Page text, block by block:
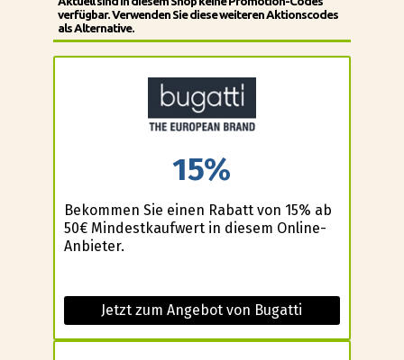
verfügbar. Verwenden Sie diese weiteren Aktionscodes
als Alternative.
15%
Bekommen Sie einen Rabatt von 15% ab
50€ Mindestkaufwert in diesem Online-
Anbieter.
Jetzt zum Angebot von Bugatti